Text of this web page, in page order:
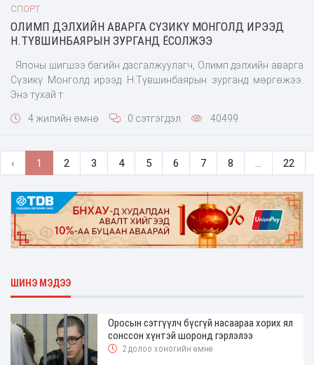
СПОРТ
ОЛИМП ДЭЛХИЙН АВАРГА СҮЗИКҮ МОНГОЛД ИРЭЭД
Н.ТҮВШИНБАЯРЫН ЗУРГАНД ЁСОЛЖЭЭ
Сүзикү Монголд ирээд Н.Түвшинбаярын зурганд мөргөжээ.
Энэ тухай т
4 жилийн өмнө 0 сэтгэгдэл 40499
‹ 1 2 3 4 5 6 7 8 22
ШИНЭ МЭДЭЭ
Оросын сэтгүүлч бүсгүй насаараа хорих ял
сонссон хүнтэй шоронд гэрлэлээ
2 долоо хоногийн өмнө